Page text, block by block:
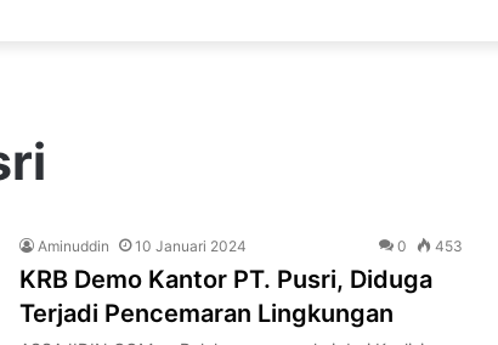
Aminuddin 10 Januari 2024 0 453
KRB Demo Kantor PT. Pusri, Diduga
Terjadi Pencemaran Lingkungan